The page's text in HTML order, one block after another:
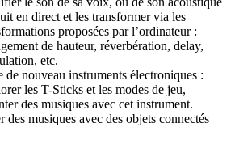
en direct et les transformer via les
proposées par l’ordinateur :
de hauteur, réverbération, delay,
etc.
de nouveau instruments électroniques :
les T-Sticks et les modes de jeu,
des musiques avec cet instrument.
des musiques avec des objets connectés